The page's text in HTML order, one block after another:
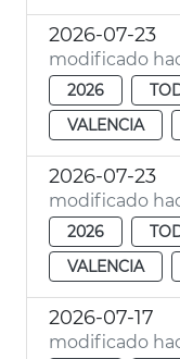
2026-07-23
modificado
2026
VALENCIA
2026-07-23
modificado
2026
VALENCIA
2026-07-17
modificado